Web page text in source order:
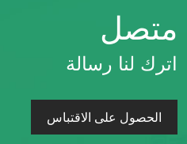
متصل
اترك لنا رسالة
الحصول على الاقتباس